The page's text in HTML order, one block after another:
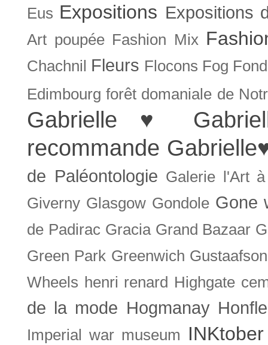
Eus Expositions Expositions
Art poupée Fashion Mix
Chachnil Fleurs Flocons Fog
Edimbourg forêt domaniale de
Gabrielle ♥
recommande
de Paléontologie Galerie l'Art
Giverny Glasgow Gondole Gone
de Padirac Gracia Grand Bazaar
Green Park Greenwich Gustaafson
Wheels henri renard Highgate
de la mode Hogmanay
Imperial war museum INKtober